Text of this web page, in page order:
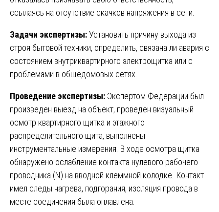
ссылаясь на отсутствие скачков напряжения в сети.
Задачи экспертизы:Установить причину выхода из
строя бытовой техники, определить, связана ли авария с
состоянием внутриквартирного электрощитка или с
проблемами в общедомовых сетях.
Проведение экспертизы: Экспертом Федерации был
произведен выезд на объект, проведен визуальный
осмотр квартирного щитка и этажного
распределительного щита, выполнены
инструментальные измерения. В ходе осмотра щитка
обнаружено ослабление контакта нулевого рабочего
проводника (N) на вводной клеммной колодке. Контакт
имел следы нагрева, подгорания, изоляция провода в
месте соединения была оплавлена.